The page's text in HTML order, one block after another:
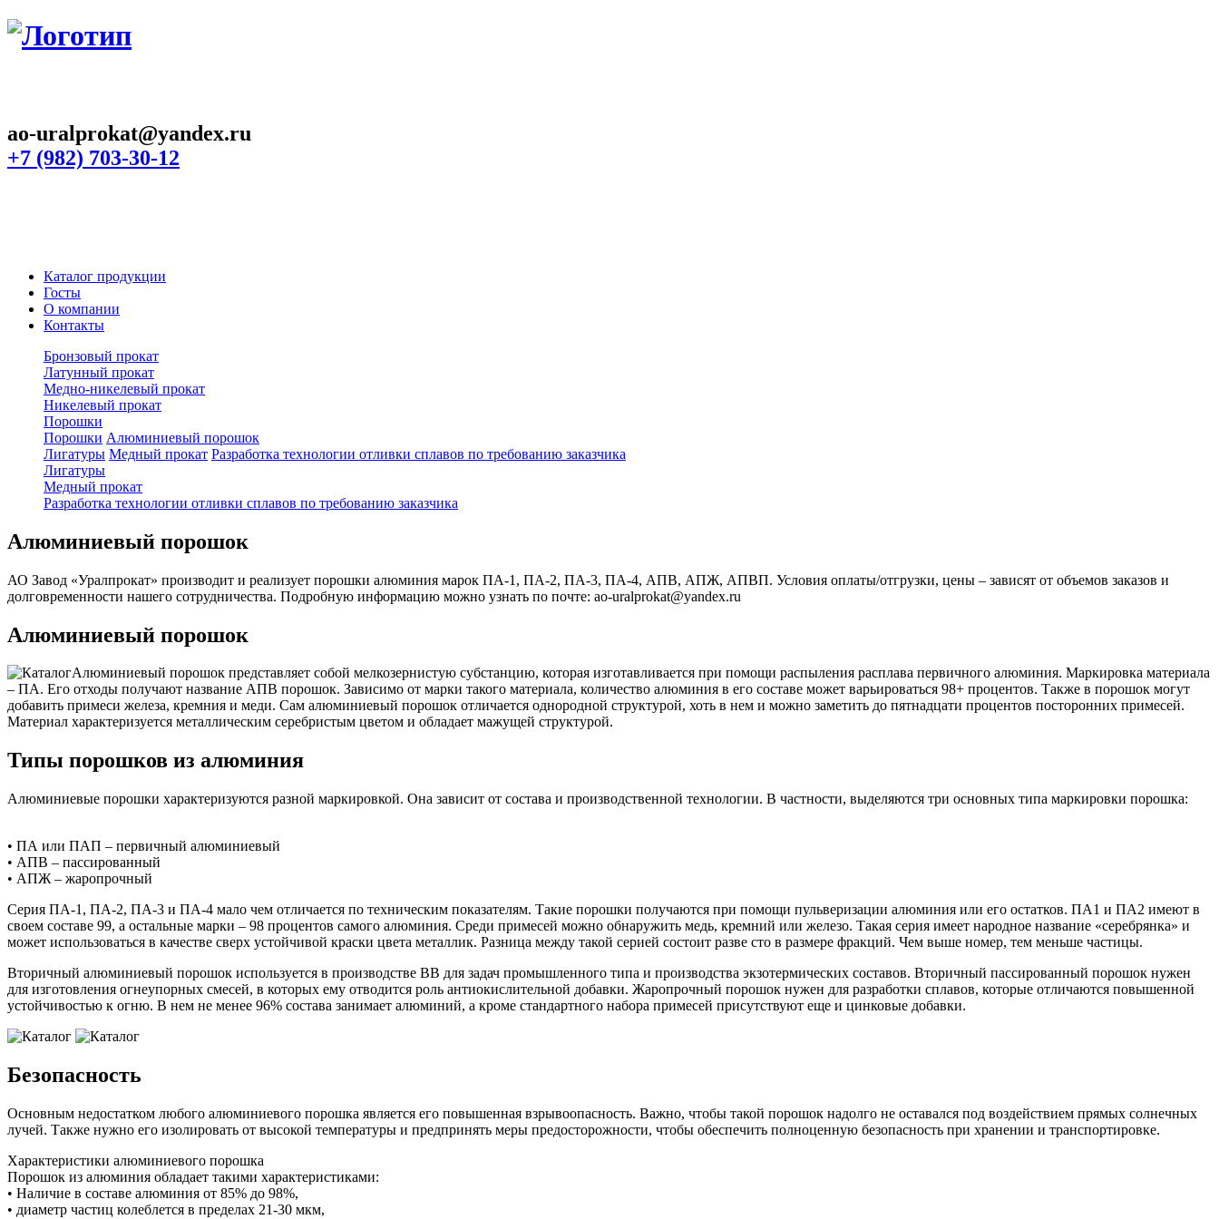
ao-uralprokat@yandex.ru
+7 (982) 703-30-12
Каталог продукции
Госты
О компании
Контакты
Бронзовый прокат
Латунный прокат
Медно-никелевый прокат
Никелевый прокат
Порошки
Порошки Алюминиевый порошок
Лигатуры Медный прокат Разработка технологии отливки сплавов по требованию заказчика
Лигатуры
Медный прокат
Разработка технологии отливки сплавов по требованию заказчика
Алюминиевый порошок
АО Завод «Уралпрокат» производит и реализует порошки алюминия марок ПА-1, ПА-2, ПА-3, ПА-4, АПВ, АПЖ, АПВП. Условия оплаты/отгрузки, цены – зависят от объемов заказов и
долговременности нашего сотрудничества. Подробную информацию можно узнать по почте: ao-uralprokat@yandex.ru
Алюминиевый порошок
Алюминиевый порошок представляет собой мелкозернистую субстанцию, которая изготавливается при помощи распыления расплава первичного алюминия. Маркировка материала
– ПА. Его отходы получают название АПВ порошок. Зависимо от марки такого материала, количество алюминия в его составе может варьироваться 98+ процентов. Также в порошок могут
добавить примеси железа, кремния и меди. Сам алюминиевый порошок отличается однородной структурой, хоть в нем и можно заметить до пятнадцати процентов посторонних примесей.
Материал характеризуется металлическим серебристым цветом и обладает мажущей структурой.
Типы порошков из алюминия
Алюминиевые порошки характеризуются разной маркировкой. Она зависит от состава и производственной технологии. В частности, выделяются три основных типа маркировки порошка:
• ПА или ПАП – первичный алюминиевый
• АПВ – пассированный
• АПЖ – жаропрочный
Серия ПА-1, ПА-2, ПА-3 и ПА-4 мало чем отличается по техническим показателям. Такие порошки получаются при помощи пульверизации алюминия или его остатков. ПА1 и ПА2 имеют в
своем составе 99, а остальные марки – 98 процентов самого алюминия. Среди примесей можно обнаружить медь, кремний или железо. Такая серия имеет народное название «серебрянка» и
может использоваться в качестве сверх устойчивой краски цвета металлик. Разница между такой серией состоит разве сто в размере фракций. Чем выше номер, тем меньше частицы.
Вторичный алюминиевый порошок используется в производстве ВВ для задач промышленного типа и производства экзотермических составов. Вторичный пассированный порошок нужен
для изготовления огнеупорных смесей, в которых ему отводится роль антиокислительной добавки. Жаропрочный порошок нужен для разработки сплавов, которые отличаются повышенной
устойчивостью к огню. В нем не менее 96% состава занимает алюминий, а кроме стандартного набора примесей присутствуют еще и цинковые добавки.
Безопасность
Основным недостатком любого алюминиевого порошка является его повышенная взрывоопасность. Важно, чтобы такой порошок надолго не оставался под воздействием прямых солнечных
лучей. Также нужно его изолировать от высокой температуры и предпринять меры предосторожности, чтобы обеспечить полноценную безопасность при хранении и транспортировке.
Характеристики алюминиевого порошка
Порошок из алюминия обладает такими характеристиками:
• Наличие в составе алюминия от 85% до 98%,
• диаметр частиц колеблется в пределах 21-30 мкм,